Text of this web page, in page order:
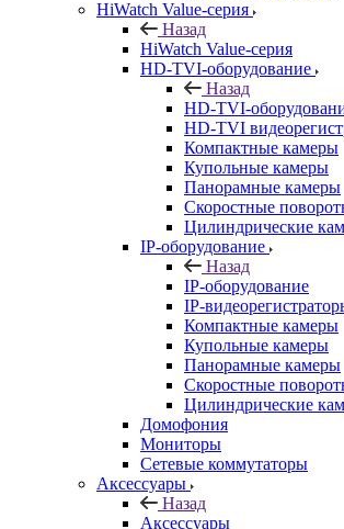
HiWatch Value-серия
Назад
HiWatch Value-серия
HD-TVI-оборудование
Назад
HD-TVI-
HD-TVI
Компактные камеры
Купольные камеры
Панорамные камеры
Скоростные
Цилиндрические
IP-оборудование
Назад
IP-оборудование
IP-
Компактные камеры
Купольные камеры
Панорамные камеры
Скоростные
Цилиндрические
Домофония
Мониторы
Сетевые коммутаторы
Аксессуары
Назад
Аксессуары